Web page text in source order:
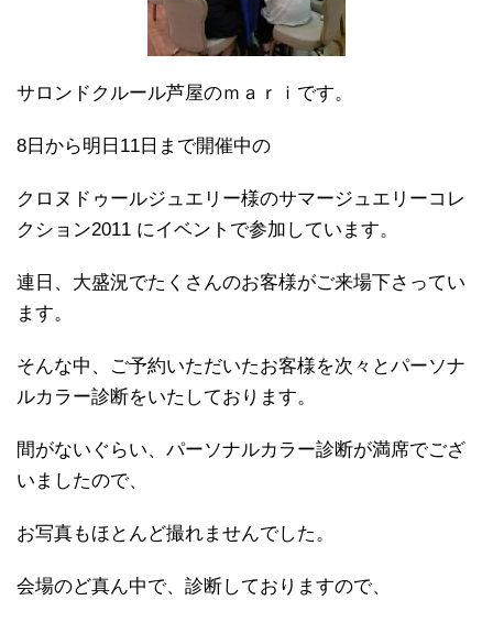
サロンドクルール芦屋のｍａｒｉです。
8日から明日11日まで開催中の
クロヌドゥールジュエリー様のサマージュエリーコレ
クション2011 にイベントで参加しています。
連日、大盛況でたくさんのお客様がご来場下さってい
ます。
そんな中、ご予約いただいたお客様を次々とパーソナ
ルカラー診断をいたしております。
間がないぐらい、パーソナルカラー診断が満席でござ
いましたので、
お写真もほとんど撮れませんでした。
会場のど真ん中で、診断しておりますので、